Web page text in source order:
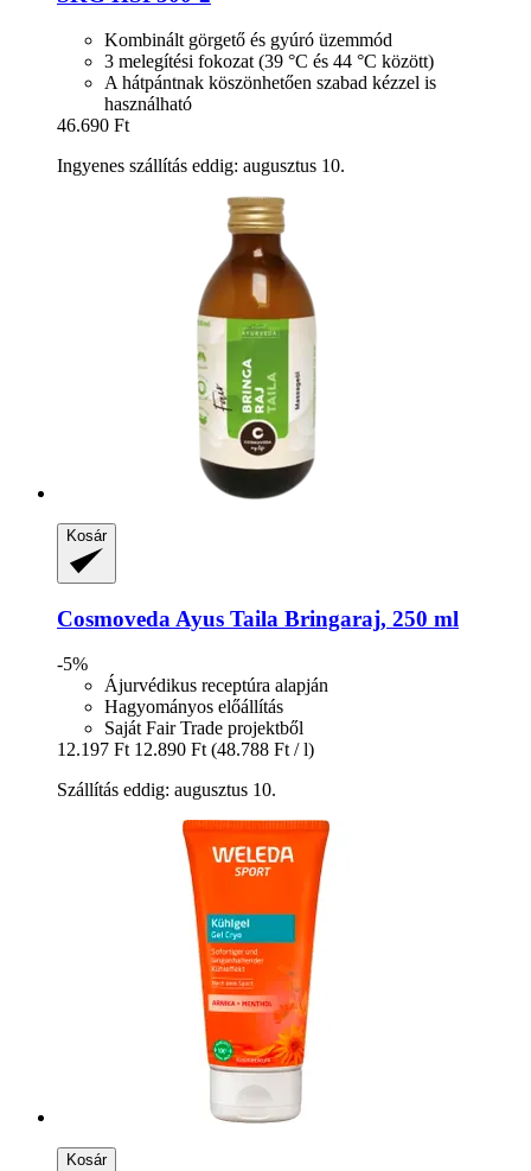
Kombinált görgető és gyúró üzemmód
3 melegítési fokozat (39 °C és 44 °C között)
A hátpántnak köszönhetően szabad kézzel is
használható
46.690 Ft
Ingyenes szállítás eddig: augusztus 10.
Kosár
Cosmoveda Ayus Taila Bringaraj, 250 ml
-5%
Ájurvédikus receptúra alapján
Hagyományos előállítás
Saját Fair Trade projektből
12.197 Ft 12.890 Ft (48.788 Ft / l)
Szállítás eddig: augusztus 10.
Kosár